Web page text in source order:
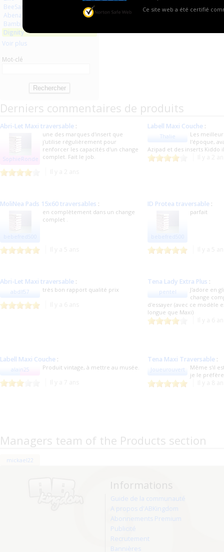
Ce site web a été certifié
BeeSana
Abena
Bambino
Dignity
Voir plus
Mot-clé
Derniers commentaires de produits
Abri-Let Maxi traversable :
SophieRonde
une des marques d'insert que
j'utilise régulièrement pour
renforcer les capacités d'un change
complet. Fait le job.
Labell Maxi Couche :
Thalie
Les
l'époque,
Azipad et des inserts Kiddo
MoliNea Pads 15x60 traversables :
en complètement dans un change
complet .
ID Protea traversable :
parfait
Abri-Let Maxi traversable :
abdlf57 très bon rapport qualité prix
Tena Lady Extra Plus :
pentel
J'adore en
change
d'essayer (avec ce modèle
longue que Maxi)
Labell Maxi Couche :
alain25 Produit vintage, à mettre au musée.
Tena Maxi Traversable :
Joueurouvert
Même s'il
je le
Managers team of the Products section
mickael22
Informations
Guide de la communauté
A propos d'ABKingdom
Abonnements Premium
Publicité
Recrutement
Bannières